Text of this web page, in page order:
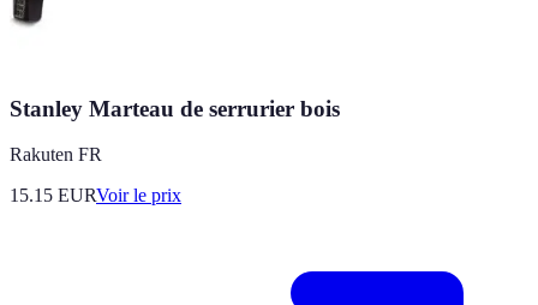
Stanley Marteau de serrurier bois
Rakuten FR
15.15 EURVoir le prix